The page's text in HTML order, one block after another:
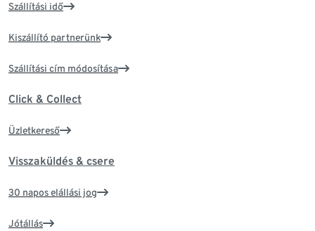
Szállítási idő
Kiszállító partnerünk
Szállítási cím módosítása
Click & Collect
Üzletkereső
Visszaküldés & csere
30 napos elállási jog
Jótállás